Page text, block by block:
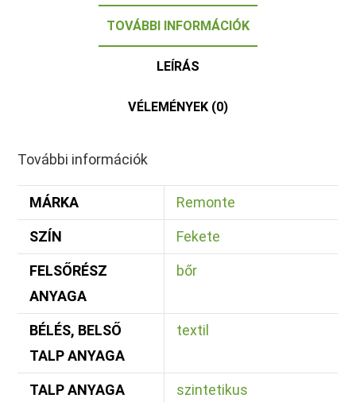
TOVÁBBI INFORMÁCIÓK
LEÍRÁS
VÉLEMÉNYEK (0)
További információk
MÁRKA Remonte
SZÍN Fekete
FELSŐRÉSZ
ANYAGA
bőr
BÉLÉS, BELSŐ
TALP ANYAGA
textil
TALP ANYAGA szintetikus